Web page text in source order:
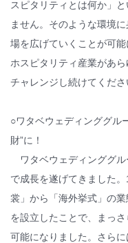
スピタリティとは何か」
ません。そのような環境
場を広げていくことが可能
ホスピタリティ産業があ
チャレンジし続けてくださ
○ワタベウェディンググル
財”に！
ワタベウェディンググル
で成長を遂げてきました
裳」から「海外挙式」の
を設立したことで、まっ
可能になりました。さら